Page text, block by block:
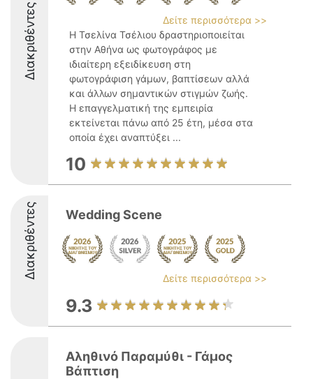
Διακριθέντες
Δείτε περισσότερα >>
Η Τσελίνα Τσέλιου δραστηριοποιείται
στην Αθήνα ως φωτογράφος με
ιδιαίτερη εξειδίκευση στη
φωτογράφιση γάμων, βαπτίσεων αλλά
και άλλων σημαντικών στιγμών ζωής.
Η επαγγελματική της εμπειρία
εκτείνεται πάνω από 25 έτη, μέσα στα
οποία έχει αναπτύξει ...
10
Διακριθέντες Wedding Scene
Δείτε περισσότερα >>
9.3
Αληθινό Παραμύθι - Γάμος
Βάπτιση